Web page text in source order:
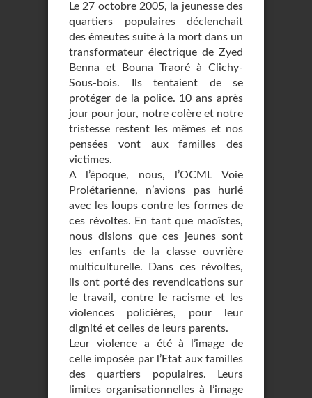
Le 27 octobre 2005, la jeunesse des
quartiers populaires déclenchait
des émeutes suite à la mort dans un
transformateur électrique de Zyed
Benna et Bouna Traoré à Clichy-
Sous-bois. Ils tentaient de se
protéger de la police. 10 ans après
jour pour jour, notre colère et notre
tristesse restent les mêmes et nos
pensées vont aux familles des
victimes.
A l’époque, nous, l’OCML Voie
Prolétarienne, n’avions pas hurlé
avec les loups contre les formes de
ces révoltes. En tant que maoïstes,
nous disions que ces jeunes sont
les enfants de la classe ouvrière
multiculturelle. Dans ces révoltes,
ils ont porté des revendications sur
le travail, contre le racisme et les
violences policières, pour leur
dignité et celles de leurs parents.
Leur violence a été à l’image de
celle imposée par l’Etat aux familles
des quartiers populaires. Leurs
limites organisationnelles à l’image